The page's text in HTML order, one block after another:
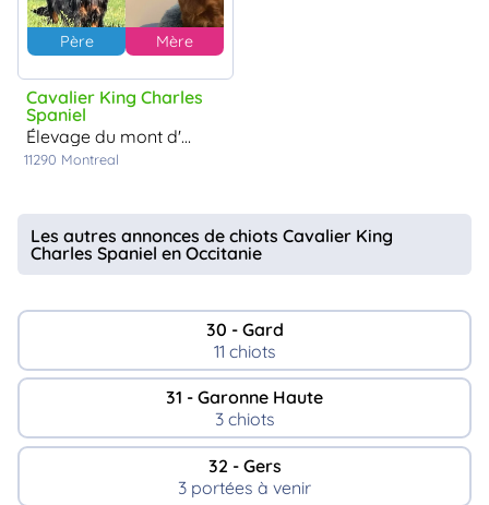
Père Mère
Cavalier King Charles
Spaniel
élevage du mont d'amour
11290 Montreal
Les autres annonces de chiots Cavalier King
Charles Spaniel en Occitanie
30 - Gard
11 chiots
31 - Garonne Haute
3 chiots
32 - Gers
3 portées à venir